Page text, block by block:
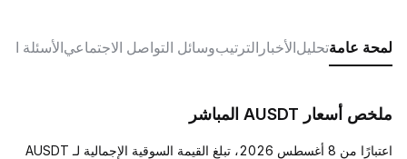
لمحة عامةتحليلالأخبار الترتيبوسائل التواصل الاجتماعيالأسئلة
ملخص أسعار AUSDT المباشر
اعتبارًا من 8 أغسطس 2026، تبلغ القيمة السوقية الإجمالية لـ AUSDT